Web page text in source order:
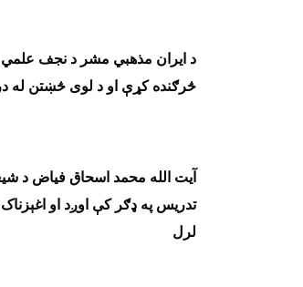
د ایران مذهبي مشر د نجف علمي
څرګنده کړې او د لوی څښتن له
آیت الله محمد اسحاق فیاض د
تدریس په ډګر کې اوږد او
لرل